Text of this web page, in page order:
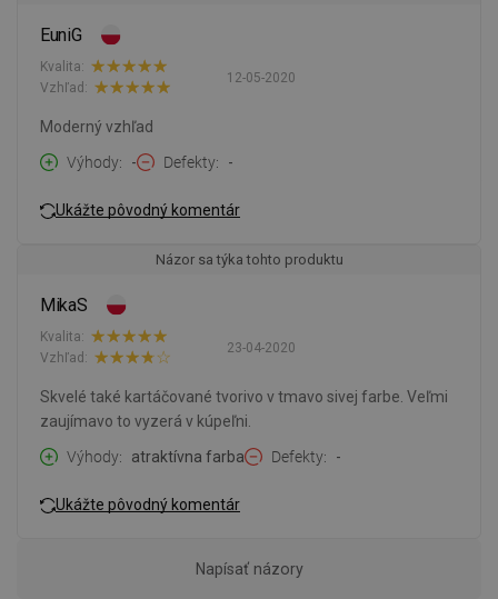
EuniG
12-05-2020
Kvalita:
Vzhľad:
Moderný vzhľad
Výhody
- Defekty -
Ukážte pôvodný komentár
Názor sa týka tohto produktu
MikaS
23-04-2020
Kvalita:
Vzhľad:
Skvelé také kartáčované tvorivo v tmavo sivej farbe. Veľmi
zaujímavo to vyzerá v kúpeľni.
Výhody
atraktívna farba Defekty -
Ukážte pôvodný komentár
Napísať názory